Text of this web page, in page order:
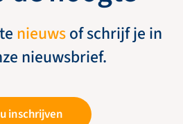
nieuwsof schrijf je in
nieuwsbrief.
inschrijven